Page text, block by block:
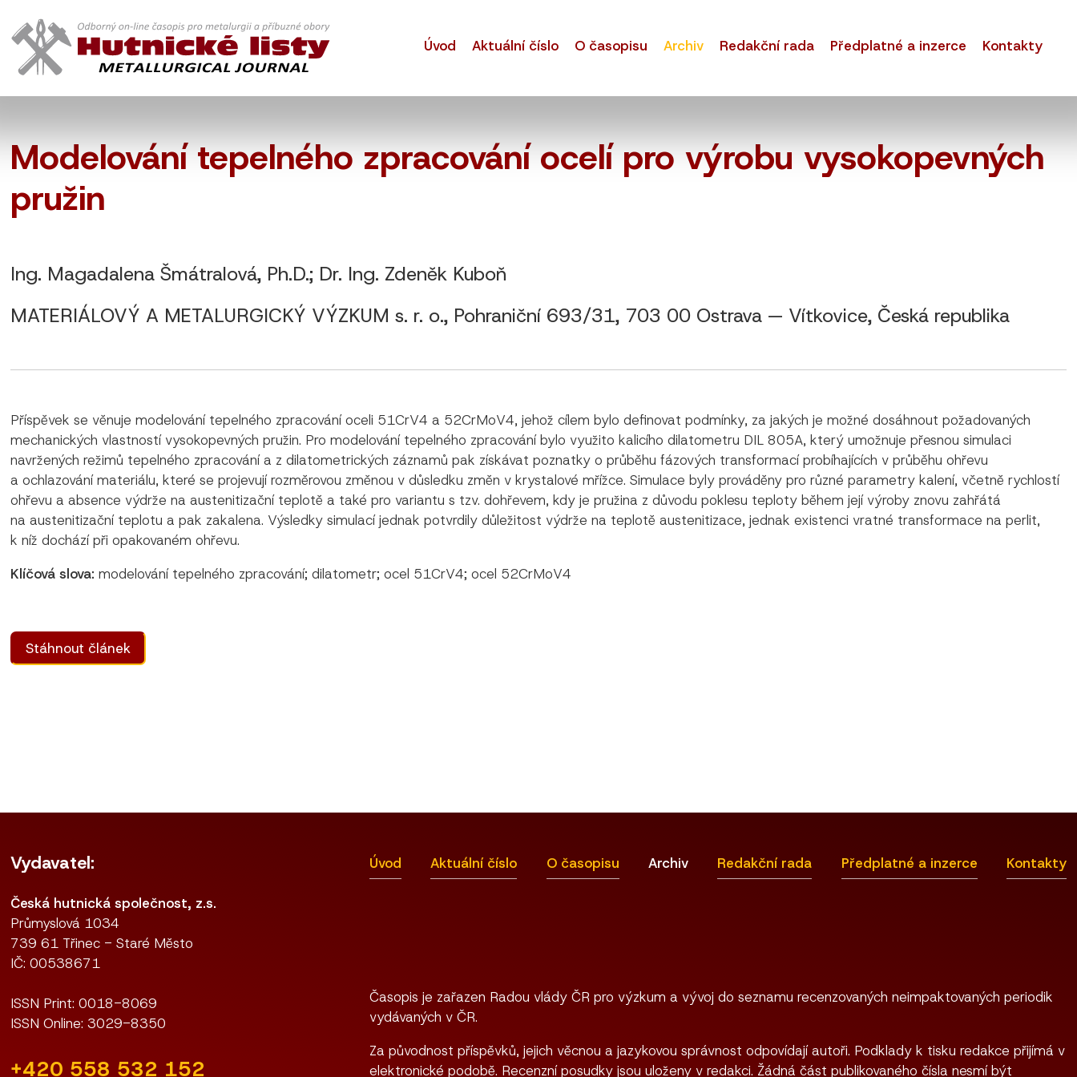
Úvod Aktuální číslo O časopisu Archiv Redakční rada Předplatné a inzerce Kontakty
Modelování tepelného zpracování ocelí pro výrobu vysokopevných
pružin
Ing. Magadalena Šmátralová, Ph.D.; Dr. Ing. Zdeněk Kuboň
MATERIÁLOVÝ A METALURGICKÝ VÝZKUM s. r. o., Pohraniční 693/31, 703 00 Ostrava — Vítkovice, Česká republika
Příspěvek se věnuje modelování tepelného zpracování oceli 51CrV4 a 52CrMoV4, jehož cílem bylo definovat podmínky, za jakých je možné dosáhnout požadovaných
mechanických vlastností vysokopevných pružin. Pro modelování tepelného zpracování bylo využito kalicího dilatometru DIL 805A, který umožnuje přesnou simulaci
navržených režimů tepelného zpracování a z dilatometrických záznamů pak získávat poznatky o průběhu fázových transformací probíhajících v průběhu ohřevu
a ochlazování materiálu, které se projevují rozměrovou změnou v důsledku změn v krystalové mřížce. Simulace byly prováděny pro různé parametry kalení, včetně rychlostí
ohřevu a absence výdrže na austenitizační teplotě a také pro variantu s tzv. dohřevem, kdy je pružina z důvodu poklesu teploty během její výroby znovu zahřátá
na austenitizační teplotu a pak zakalena. Výsledky simulací jednak potvrdily důležitost výdrže na teplotě austenitizace, jednak existenci vratné transformace na perlit,
k níž dochází při opakovaném ohřevu.
Klíčová slova: modelování tepelného zpracování; dilatometr; ocel 51CrV4; ocel 52CrMoV4
Stáhnout článek
Úvod Aktuální číslo O časopisu Archiv Redakční rada Předplatné a inzerce Kontakty
Časopis je zařazen Radou vlády ČR pro výzkum a vývoj do seznamu recenzovaných neimpaktovaných periodik
vydávaných v ČR.
Za původnost příspěvků, jejich věcnou a jazykovou správnost odpovídají autoři. Podklady k tisku redakce přijímá v
elektronické podobě. Recenzní posudky jsou uloženy v redakci. Žádná část publikovaného čísla nesmí být
Vydavatel:
Česká hutnická společnost, z.s.
Průmyslová 1034
739 61 Třinec - Staré Město
IČ: 00538671
ISSN Print: 0018-8069
ISSN Online: 3029-8350
+420 558 532 152